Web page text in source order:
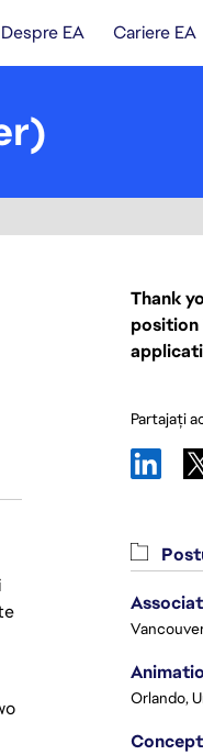
Despre EA Cariere EA
Thank
position
Partajați
Orlando,